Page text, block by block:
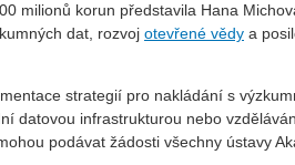
milionů korun představila Hana
dat, rozvoj otevřené vědy a
strategií pro nakládání s
datovou infrastrukturou nebo
podávat žádosti všechny ústavy